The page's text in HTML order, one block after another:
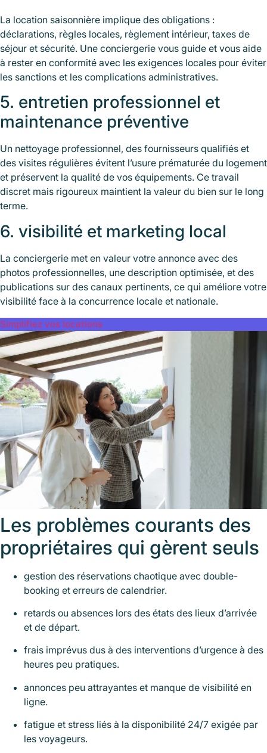
La location saisonnière implique des obligations :
déclarations, règles locales, règlement intérieur, taxes de
séjour et sécurité. Une conciergerie vous guide et vous aide
à rester en conformité avec les exigences locales pour éviter
les sanctions et les complications administratives.
5. entretien professionnel et
maintenance préventive
Un nettoyage professionnel, des fournisseurs qualifiés et
des visites régulières évitent l’usure prématurée du logement
et préservent la qualité de vos équipements. Ce travail
discret mais rigoureux maintient la valeur du bien sur le long
terme.
6. visibilité et marketing local
La conciergerie met en valeur votre annonce avec des
photos professionnelles, une description optimisée, et des
publications sur des canaux pertinents, ce qui améliore votre
visibilité face à la concurrence locale et nationale.
Simplifiez vos locations
Les problèmes courants des
propriétaires qui gèrent seuls
gestion des réservations chaotique avec double-
booking et erreurs de calendrier.
retards ou absences lors des états des lieux d’arrivée
et de départ.
frais imprévus dus à des interventions d’urgence à des
heures peu pratiques.
annonces peu attrayantes et manque de visibilité en
ligne.
fatigue et stress liés à la disponibilité 24/7 exigée par
les voyageurs.